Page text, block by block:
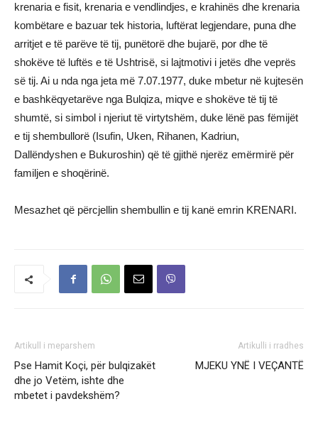
krenaria e fisit, krenaria e vendlindjes, e krahinës dhe krenaria
kombëtare e bazuar tek historia, luftërat legjendare, puna dhe
arritjet e të parëve të tij, punëtorë dhe bujarë, por dhe të
shokëve të luftës e të Ushtrisë, si lajtmotivi i jetës dhe veprës
së tij. Ai u nda nga jeta më 7.07.1977, duke mbetur në kujtesën
e bashkëqyetarëve nga Bulqiza, miqve e shokëve të tij të
shumtë, si simbol i njeriut të virtytshëm, duke lënë pas fëmijët
e tij shembullorë (Isufin, Uken, Rihanen, Kadriun,
Dallëndyshen e Bukuroshin) që të gjithë njerëz emërmirë për
familjen e shoqërinë.
Mesazhet që përcjellin shembullin e tij kanë emrin KRENARI.
Artikull i meparshem
Pse Hamit Koçi, për bulqizakët
dhe jo Vetëm, ishte dhe
mbetet i pavdekshëm?
Artikulli i rradhes
MJEKU YNË I VEÇANTË